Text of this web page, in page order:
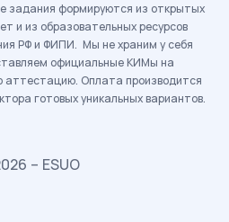
задания формируются из открытых
и из образовательных ресурсов
РФ и ФИПИ. Мы не храним у себя
официальные КИМы на
аттестацию. Оплата производится
готовых уникальных вариантов.
– ESUO